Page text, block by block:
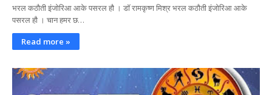
भरल कठौती इंजोरिआ आके पसरल हौ । डॉ रामकृष्ण मिश्र भरल कठौती इंजोरिआ आके
पसरल हौ । चान हमर छ…
Read more »